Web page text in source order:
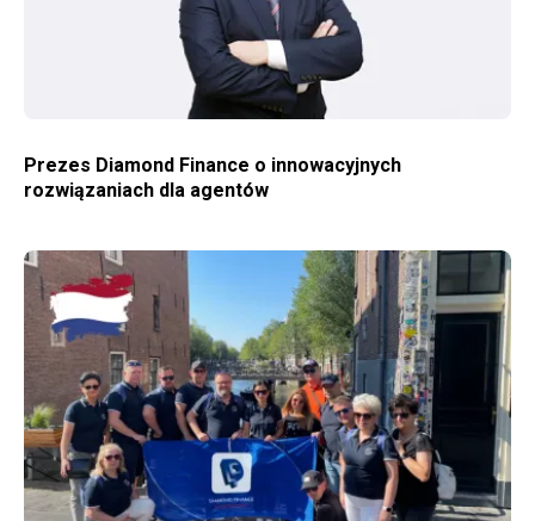
Prezes Diamond Finance o innowacyjnych
rozwiązaniach dla agentów